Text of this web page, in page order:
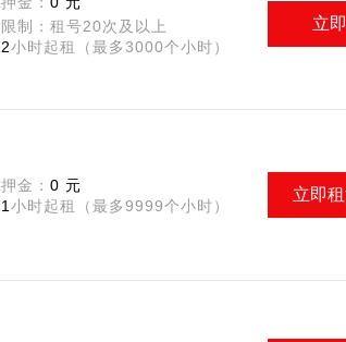
限制：租号20次及以上
2小时起租（最多3000个小时）
立
押金： 0 元
1 小时起租（最多9999个小时）
立即